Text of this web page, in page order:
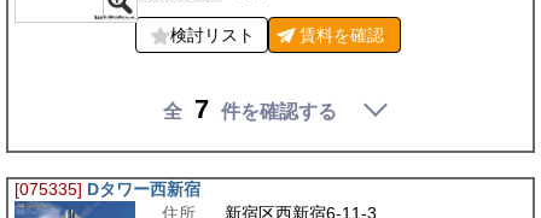
検討リスト 賃料を確認
全 7 件を確認する
[075335] Dタワー西新宿
住所
新宿区西新宿6-11-3